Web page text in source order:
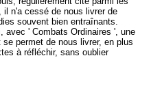
il n'a cessé de nous livrer de
souvent bien entraînants.
avec ' Combats Ordinaires ', une
permet de nous livrer, en plus
à réfléchir, sans oublier